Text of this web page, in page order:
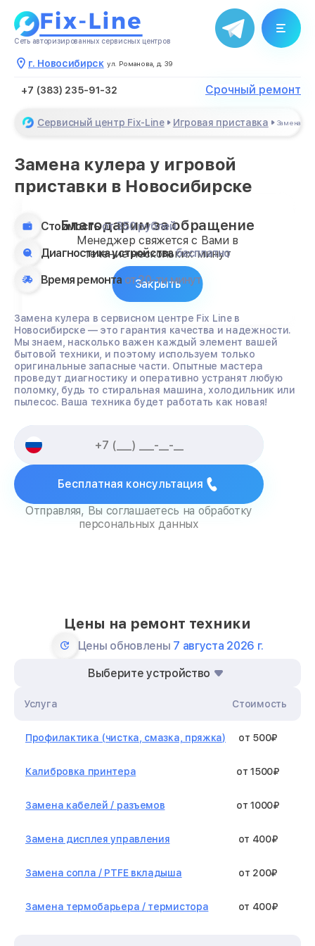
Сеть авторизированных сервисных центров
г. Новосибирск ул. Романова, д. 39
+7 (383) 235-91-32 Срочный ремонт
Сервисный центр Fix-Line Игровая приставка Замена
Замена кулера у игровой
приставки в Новосибирске
Стоимостьот 350 рублей
Диагностика устройствабесплатно
Время ремонта от 20-ти минут
Замена кулера в сервисном центре Fix Line в
Новосибирске — это гарантия качества и надежности.
Мы знаем, насколько важен каждый элемент вашей
бытовой техники, и поэтому используем только
оригинальные запасные части. Опытные мастера
проведут диагностику и оперативно устранят любую
поломку, будь то стиральная машина, холодильник или
пылесос. Ваша техника будет работать как новая!
Бесплатная консультация
Отправляя, Вы соглашаетесь на обработку
персональных данных
Цены на ремонт техники
Цены обновлены 7 августа 2026 г.
Выберите устройство
Услуга Стоимость
Профилактика (чистка, смазка, пряжка) от 500₽
Калибровка принтера от 1500₽
Замена кабелей / разъемов от 1000₽
Замена дисплея управления от 400₽
Замена сопла / PTFE вкладыша от 200₽
Замена термобарьера / термистора от 400₽
Благодарим за обращение
Менеджер свяжется с Вами в
течение нескольких минут
Закрыть